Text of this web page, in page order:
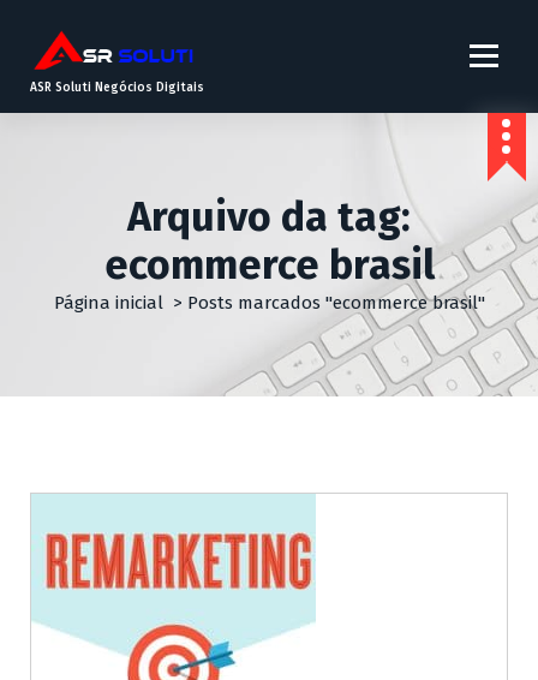
ASR Soluti Negócios Digitais
Arquivo da tag:
ecommerce brasil
Página inicial> Posts marcados "ecommerce brasil"